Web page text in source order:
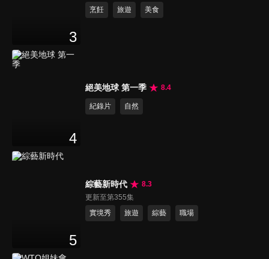
3
烹飪
旅遊 美食
4
絕美地球 第一季 8.4
紀錄片 自然
5
綜藝新時代
8.3
更新至第355集
實境秀
旅遊 綜藝 職場